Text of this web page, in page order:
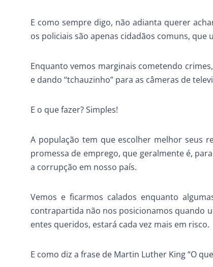
E como sempre digo, não adianta querer
os policiais são apenas cidadãos comuns,
Enquanto vemos marginais cometendo
e dando “tchauzinho” para as câmeras de
E o que fazer? Simples!
A população tem que escolher melhor seus
promessa de emprego, que geralmente é,
a corrupção em nosso país.
Vemos e ficarmos calados enquanto
contrapartida não nos posicionamos quando
entes queridos, estará cada vez mais em risco.
E como diz a frase de Martin Luther King “O